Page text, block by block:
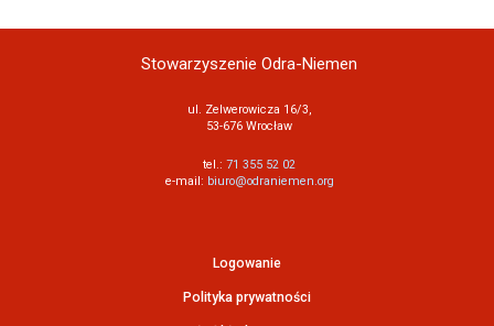
Stowarzyszenie Odra-Niemen
ul. Zelwerowicza 16/3,
53-676 Wrocław
tel.: 71 355 52 02
e-mail: biuro@odraniemen.org
Logowanie
Polityka prywatności